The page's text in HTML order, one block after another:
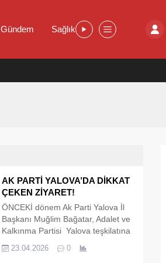
Gündem Sağlık
AK PARTİ YALOVA’DA DİKKAT
ÇEKEN ZİYARET!
ÖNCEKİ dönem Ak Parti Yalova İl
Başkanı Muğlim Bağatar, Adalet ve
Kalkınma Partisi Yalova teşkilatına
gündeme geldi. Parti binasında
23.04.2026 0